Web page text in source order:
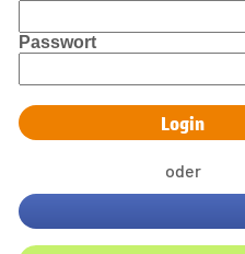
Passwort
oder